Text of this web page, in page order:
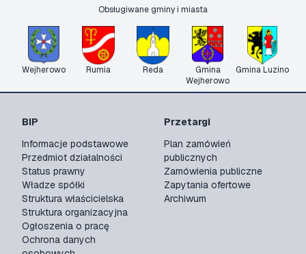
Obsługiwane gminy i miasta
Wejherowo Rumia Reda
Gmina
Wejherowo
Gmina Luzino
BIP
Informacje podstawowe
Przedmiot działalności
Status prawny
Władze spółki
Struktura właścicielska
Struktura organizacyjna
Ogłoszenia o pracę
Ochrona danych
Przetargi
Plan zamówień
publicznych
Zamówienia publiczne
Zapytania ofertowe
Archiwum